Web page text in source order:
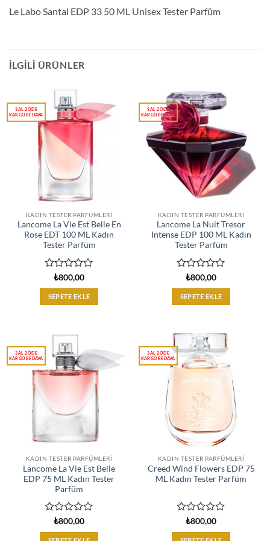
Le Labo Santal EDP 33 50 ML Unisex Tester Parfüm
İLGILI ÜRÜNLER
KADIN TESTER PARFÜMLERI
Lancome La Vie Est Belle En
Rose EDT 100 ML Kadın
Tester Parfüm
üzerinden
0
oy
₺800,00
SEPETE EKLE
KADIN TESTER PARFÜMLERI
Lancome La Nuit Tresor
Intense EDP 100 ML Kadın
Tester Parfüm
üzerinden
0
oy
₺800,00
SEPETE EKLE
KADIN TESTER PARFÜMLERI
Lancome La Vie Est Belle
EDP 75 ML Kadın Tester
Parfüm
üzerinden
₺800,00
KADIN TESTER PARFÜMLERI
Creed Wind Flowers EDP 75
ML Kadın Tester Parfüm
üzerinden
₺800,00